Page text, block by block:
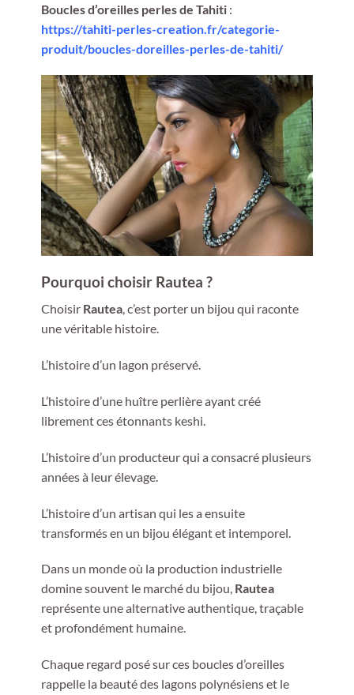
Boucles d’oreilles perles de Tahiti:
https://tahiti-perles-creation.fr/categorie-
produit/boucles-doreilles-perles-de-tahiti/
Pourquoi choisir Rautea ?
Choisir Rautea, c’est porter un bijou qui raconte
une véritable histoire.
L’histoire d’un lagon préservé.
L’histoire d’une huître perlière ayant créé
librement ces étonnants keshi.
L’histoire d’un producteur qui a consacré plusieurs
années à leur élevage.
L’histoire d’un artisan qui les a ensuite
transformés en un bijou élégant et intemporel.
Dans un monde où la production industrielle
domine souvent le marché du bijou, Rautea
représente une alternative authentique, traçable
et profondément humaine.
Chaque regard posé sur ces boucles d’oreilles
rappelle la beauté des lagons polynésiens et le